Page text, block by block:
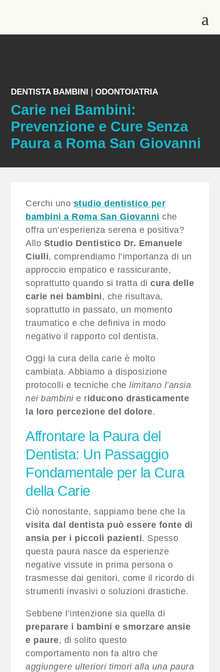
a
DENTISTA BAMBINI |ODONTOIATRIA
Carie nei Bambini:
Prevenzione e Cure Senza
Paura a Roma San Giovanni
Cerchi uno studio dentistico per
bambini a Roma San Giovanni che
offra un’esperienza serena e positiva?
Allo Studio Dentistico Dr. Emanuele
Ciulli, comprendiamo l’importanza di un
approccio empatico e rassicurante,
soprattutto quando si tratta dicura delle
carie nei bambini, che risultava,
soprattutto in passato, un momento
traumatico e che definiva in modo
negativo il rapporto col dentista.
Oggi la cura della carie è molto
cambiata. Abbiamo a disposizione
protocolli e tecniche chelimitano l’ansia
nei bambinie riducono drasticamente
la loro percezione del dolore.
Affrontare la Paura del
Dentista: Un Passaggio
Fondamentale per la Cura
della Carie
Ciò nonostante, sappiamo bene che la
visita dal dentista può essere fonte di
ansia per i piccoli pazienti. Spesso
questa paura nasce da esperienze
negative vissute in prima persona o
trasmesse dai genitori, come il ricordo di
strumenti invasivi o soluzioni drastiche.
Sebbene l’intenzione sia quella di
preparare i bambini e smorzare ansie
e paure, di solito questo
comportamento non fa altro che
aggiungere ulteriori timori alla una paura